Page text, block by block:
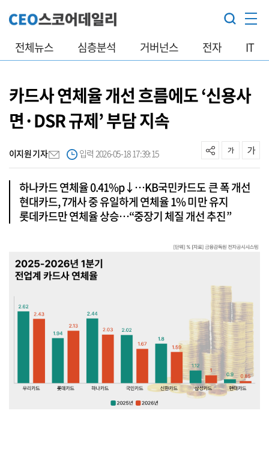
전체뉴스 심층분석 거버넌스 전자 IT
카드사 연체율 개선 흐름에도 ‘신용사
면·DSR 규제’ 부담 지속
이지원 기자 입력 2026-05-18 17:39:15
하나카드 연체율 0.41%p↓…KB국민카드도 큰 폭 개선
현대카드, 7개사 중 유일하게 연체율 1% 미만 유지
롯데카드만 연체율 상승…“중장기 체질 개선 추진”